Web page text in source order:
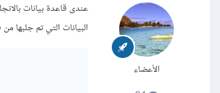
الأعضاء
عندى قاعدة بيانات
البيانات التي تم جلبها